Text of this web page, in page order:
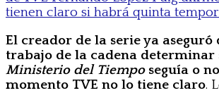
tienen claro si habrá quinta
El creador de la serie ya aseguró
trabajo de la cadena determinar
Ministerio del Tiemposeguía o
momento TVE no lo tiene claro.